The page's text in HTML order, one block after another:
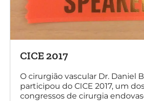
CICE 2017
O cirurgião vascular Dr. Daniel
participou do CICE 2017, um
congressos de cirurgia